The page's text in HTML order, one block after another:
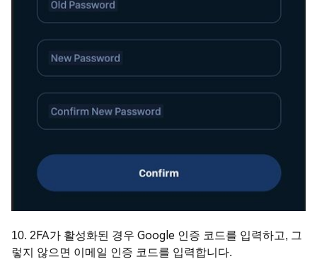
10. 2FA가 활성화된 경우 Google 인증 코드를 입력하고, 그
렇지 않으면 이메일 인증 코드를 입력합니다.